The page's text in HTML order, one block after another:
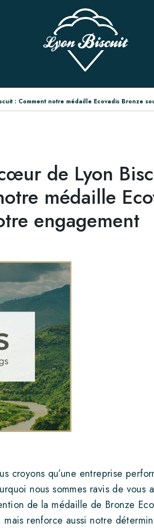
: Comment notre médaille Ecovadis Bronze
de Lyon
médaille
engagement
croyons qu’une entreprise
nous sommes ravis de
de la médaille de Bronze
renforce aussi notre